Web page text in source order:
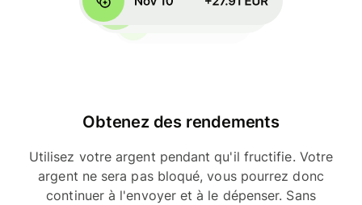
Obtenez des rendements
Utilisez votre argent pendant qu'il fructifie. Votre
argent ne sera pas bloqué, vous pourrez donc
continuer à l'envoyer et à le dépenser. Sans